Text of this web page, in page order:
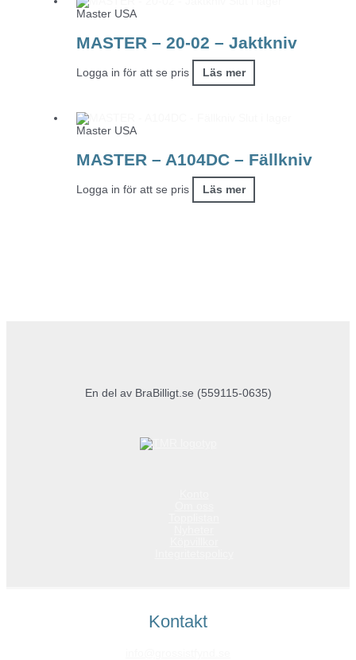
Master USA
MASTER – 20-02 – Jaktkniv
Logga in för att se pris Läs mer
Master USA
MASTER – A104DC – Fällkniv
Logga in för att se pris Läs mer
En del av BraBilligt.se (559115-0635)
Kontakt